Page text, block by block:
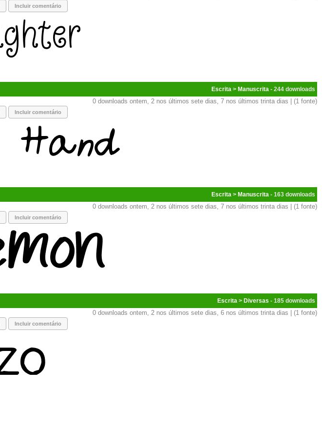
Incluir comentário
Escrita > Manuscrita - 244
0 downloads ontem, 2 nos últimos sete dias, 7 nos últimos trinta dias | (1 fonte)
Incluir comentário
Escrita > Manuscrita - 163
0 downloads ontem, 2 nos últimos sete dias, 7 nos últimos trinta dias | (1 fonte)
Incluir comentário
Escrita > Diversas - 185
0 downloads ontem, 2 nos últimos sete dias, 6 nos últimos trinta dias | (1 fonte)
Incluir comentário